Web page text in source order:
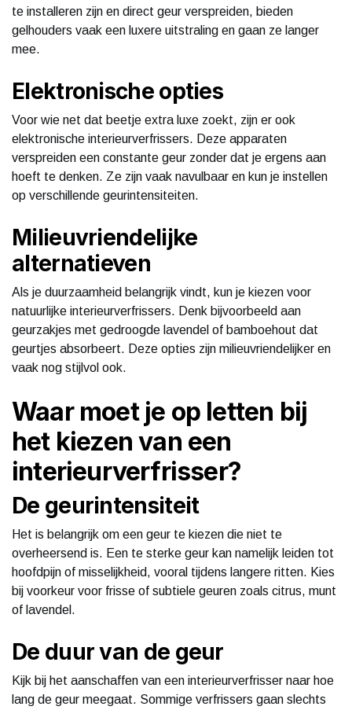
te installeren zijn en direct geur verspreiden, bieden
gelhouders vaak een luxere uitstraling en gaan ze langer
mee.
Elektronische opties
Voor wie net dat beetje extra luxe zoekt, zijn er ook
elektronische interieurverfrissers. Deze apparaten
verspreiden een constante geur zonder dat je ergens aan
hoeft te denken. Ze zijn vaak navulbaar en kun je instellen
op verschillende geurintensiteiten.
Milieuvriendelijke
alternatieven
Als je duurzaamheid belangrijk vindt, kun je kiezen voor
natuurlijke interieurverfrissers. Denk bijvoorbeeld aan
geurzakjes met gedroogde lavendel of bamboehout dat
geurtjes absorbeert. Deze opties zijn milieuvriendelijker en
vaak nog stijlvol ook.
Waar moet je op letten bij
het kiezen van een
interieurverfrisser?
De geurintensiteit
Het is belangrijk om een geur te kiezen die niet te
overheersend is. Een te sterke geur kan namelijk leiden tot
hoofdpijn of misselijkheid, vooral tijdens langere ritten. Kies
bij voorkeur voor frisse of subtiele geuren zoals citrus, munt
of lavendel.
De duur van de geur
Kijk bij het aanschaffen van een interieurverfrisser naar hoe
lang de geur meegaat. Sommige verfrissers gaan slechts